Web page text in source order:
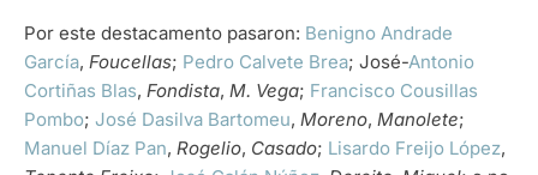
Por este destacamento pasaron: Benigno Andrade
García, Foucellas; Pedro Calvete Brea; José-Antonio
Cortiñas Blas, Fondista, M. Vega; Francisco Cousillas
Pombo; José Dasilva Bartomeu, Moreno, Manolete;
Manuel Díaz Pan, Rogelio, Casado; Lisardo Freijo López,